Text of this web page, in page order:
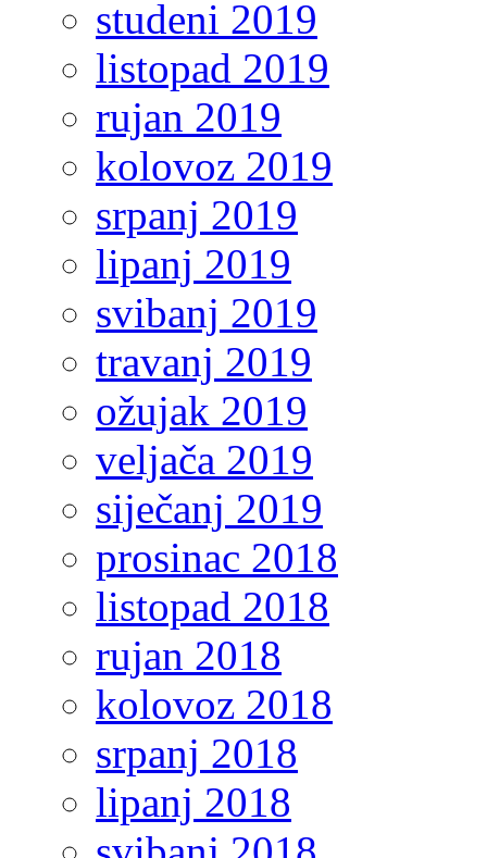
studeni 2019
listopad 2019
rujan 2019
kolovoz 2019
srpanj 2019
lipanj 2019
svibanj 2019
travanj 2019
ožujak 2019
veljača 2019
siječanj 2019
prosinac 2018
listopad 2018
rujan 2018
kolovoz 2018
srpanj 2018
lipanj 2018